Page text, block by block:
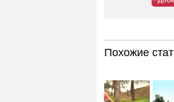
Похожие